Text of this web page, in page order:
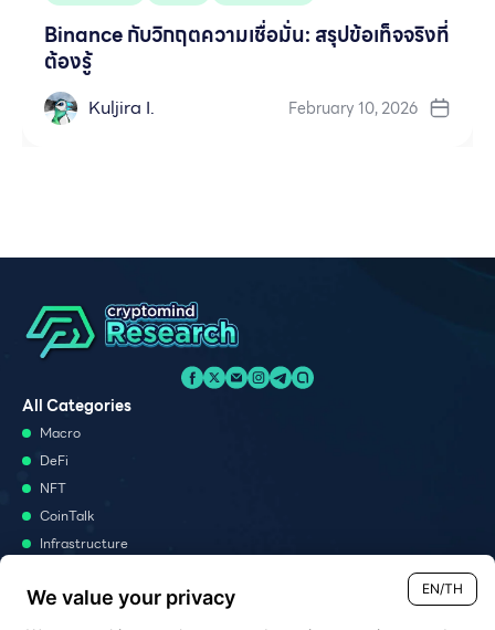
Binance กับวิกฤตความเชื่อมั่น: สรุปข้อเท็จจริงที่
ต้องรู้
Kuljira I. February 10, 2026
All Categories
Macro
DeFi
NFT
CoinTalk
Infrastructure
Podcast
EN/TH
We value your privacy